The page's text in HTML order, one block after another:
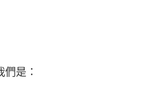
是：